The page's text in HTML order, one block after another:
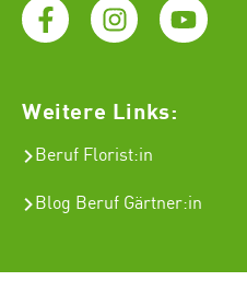
Weitere Links:
Beruf Florist:in
Blog Beruf Gärtner:in